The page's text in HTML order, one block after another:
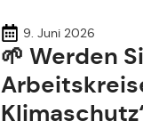
9. Juni 2026
🌱 Werden